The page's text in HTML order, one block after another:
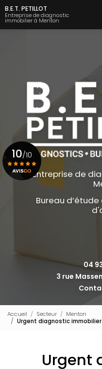
Aller
au
contenu
principal
B.E.T. PETILLOT
Entreprise de diagnostic
immobilier à Menton
Entreprise de
Bureau
04
3 rue
10/10
Voir le certificat
Accueil Secteur
Menton
Urgent diagnostic
Urgent